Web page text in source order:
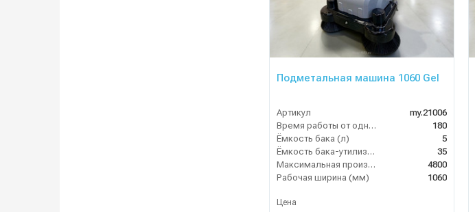
Подметальная машина 1060 Gel
Артикул
my.21006
Время работы от одного заряда (мин)
180
Ёмкость бака (л)
5
Ёмкость бака-утилизатора (л)
35
Максимальная производительность (м2/ч)
4800
Рабочая ширина (мм)
1060
Цена